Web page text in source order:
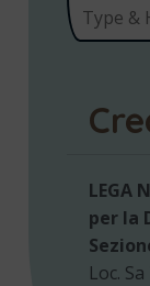
LEGA
per la
Loc.